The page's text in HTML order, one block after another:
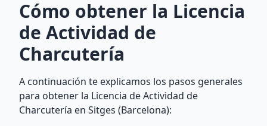
Cómo obtener la Licencia
de Actividad de
Charcutería
A continuación te explicamos los pasos generales
para obtener la Licencia de Actividad de
Charcutería en Sitges (Barcelona):